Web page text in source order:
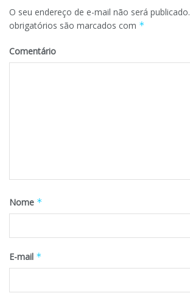
O seu endereço de e-mail não será publicado.
obrigatórios são marcados com *
Comentário
Nome *
E-mail *